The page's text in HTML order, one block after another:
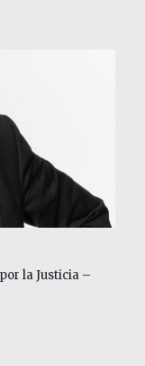
la Justicia –